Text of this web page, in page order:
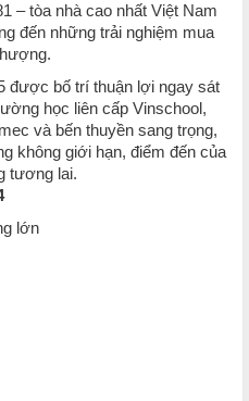
– tòa nhà cao nhất Việt Nam
đến những trải nghiệm mua
được bố trí thuận lợi ngay sát
học liên cấp Vinschool,
và bến thuyền sang trọng,
không giới hạn, điểm đến của
tương lai.
lớn